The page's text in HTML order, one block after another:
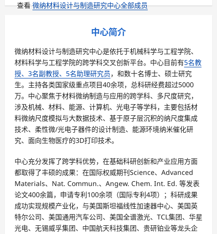
查看微纳材料设计与制造研究中心全部成员
中心简介
微纳材料设计与制造研究中心是依托于机械科学与工程学院、
材料科学与工程学院的跨学科交叉创新平台。中心目前有5名教
授、3名副教授、5名助理研究员 ，和数十名博士、硕士研究
生。主持各类国家级重点项目40余项，总科研经费超过5000
万。中心聚焦于材料微纳制造与应用的跨学科、多尺度研究，
涉及机械、材料、能源、计算机、光电子等学科，主要包括材
料微纳尺度模拟与大数据技术、基于原子层沉积的纳尺度集成
技术、柔性微/光电子器件的设计制造、能源环境纳米催化研
究、面向生物医疗的3D打印技术。
中心充分发挥了跨学科优势，在基础科研创新和产业应用方面
都取得了丰硕的成果：在国际权威期刊Science、Advanced
Materials、Nat. Commun.、Angew. Chem. Int. Ed. 等发表
论文400余篇，申请专利100余项（国际专利4项）；科研成果
成功实现规模产业化，与美国斯坦福线性加速器中心、美国英
特尔公司、美国通用汽车公司、美国全谱激光、TCL集团、华星
光电、无锡威孚集团、中国航天科技集团、贵研铂业等龙头企